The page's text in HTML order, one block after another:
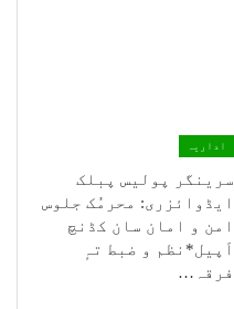
اداریہ
سرینگر پولیس پبلک
ایڈوائزری: محرمُک جلوس
امن و امان سان کڈنچ
اَپیل*نظم و ضبط تہٕ
فرقہ…